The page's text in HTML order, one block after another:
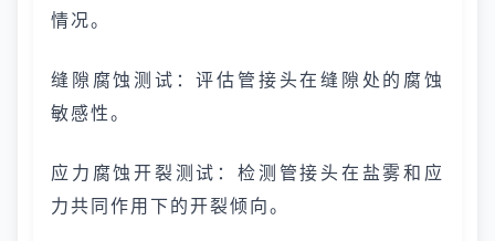
情况。
缝隙腐蚀测试：评估管接头在缝隙处的腐蚀
敏感性。
应力腐蚀开裂测试：检测管接头在盐雾和应
力共同作用下的开裂倾向。